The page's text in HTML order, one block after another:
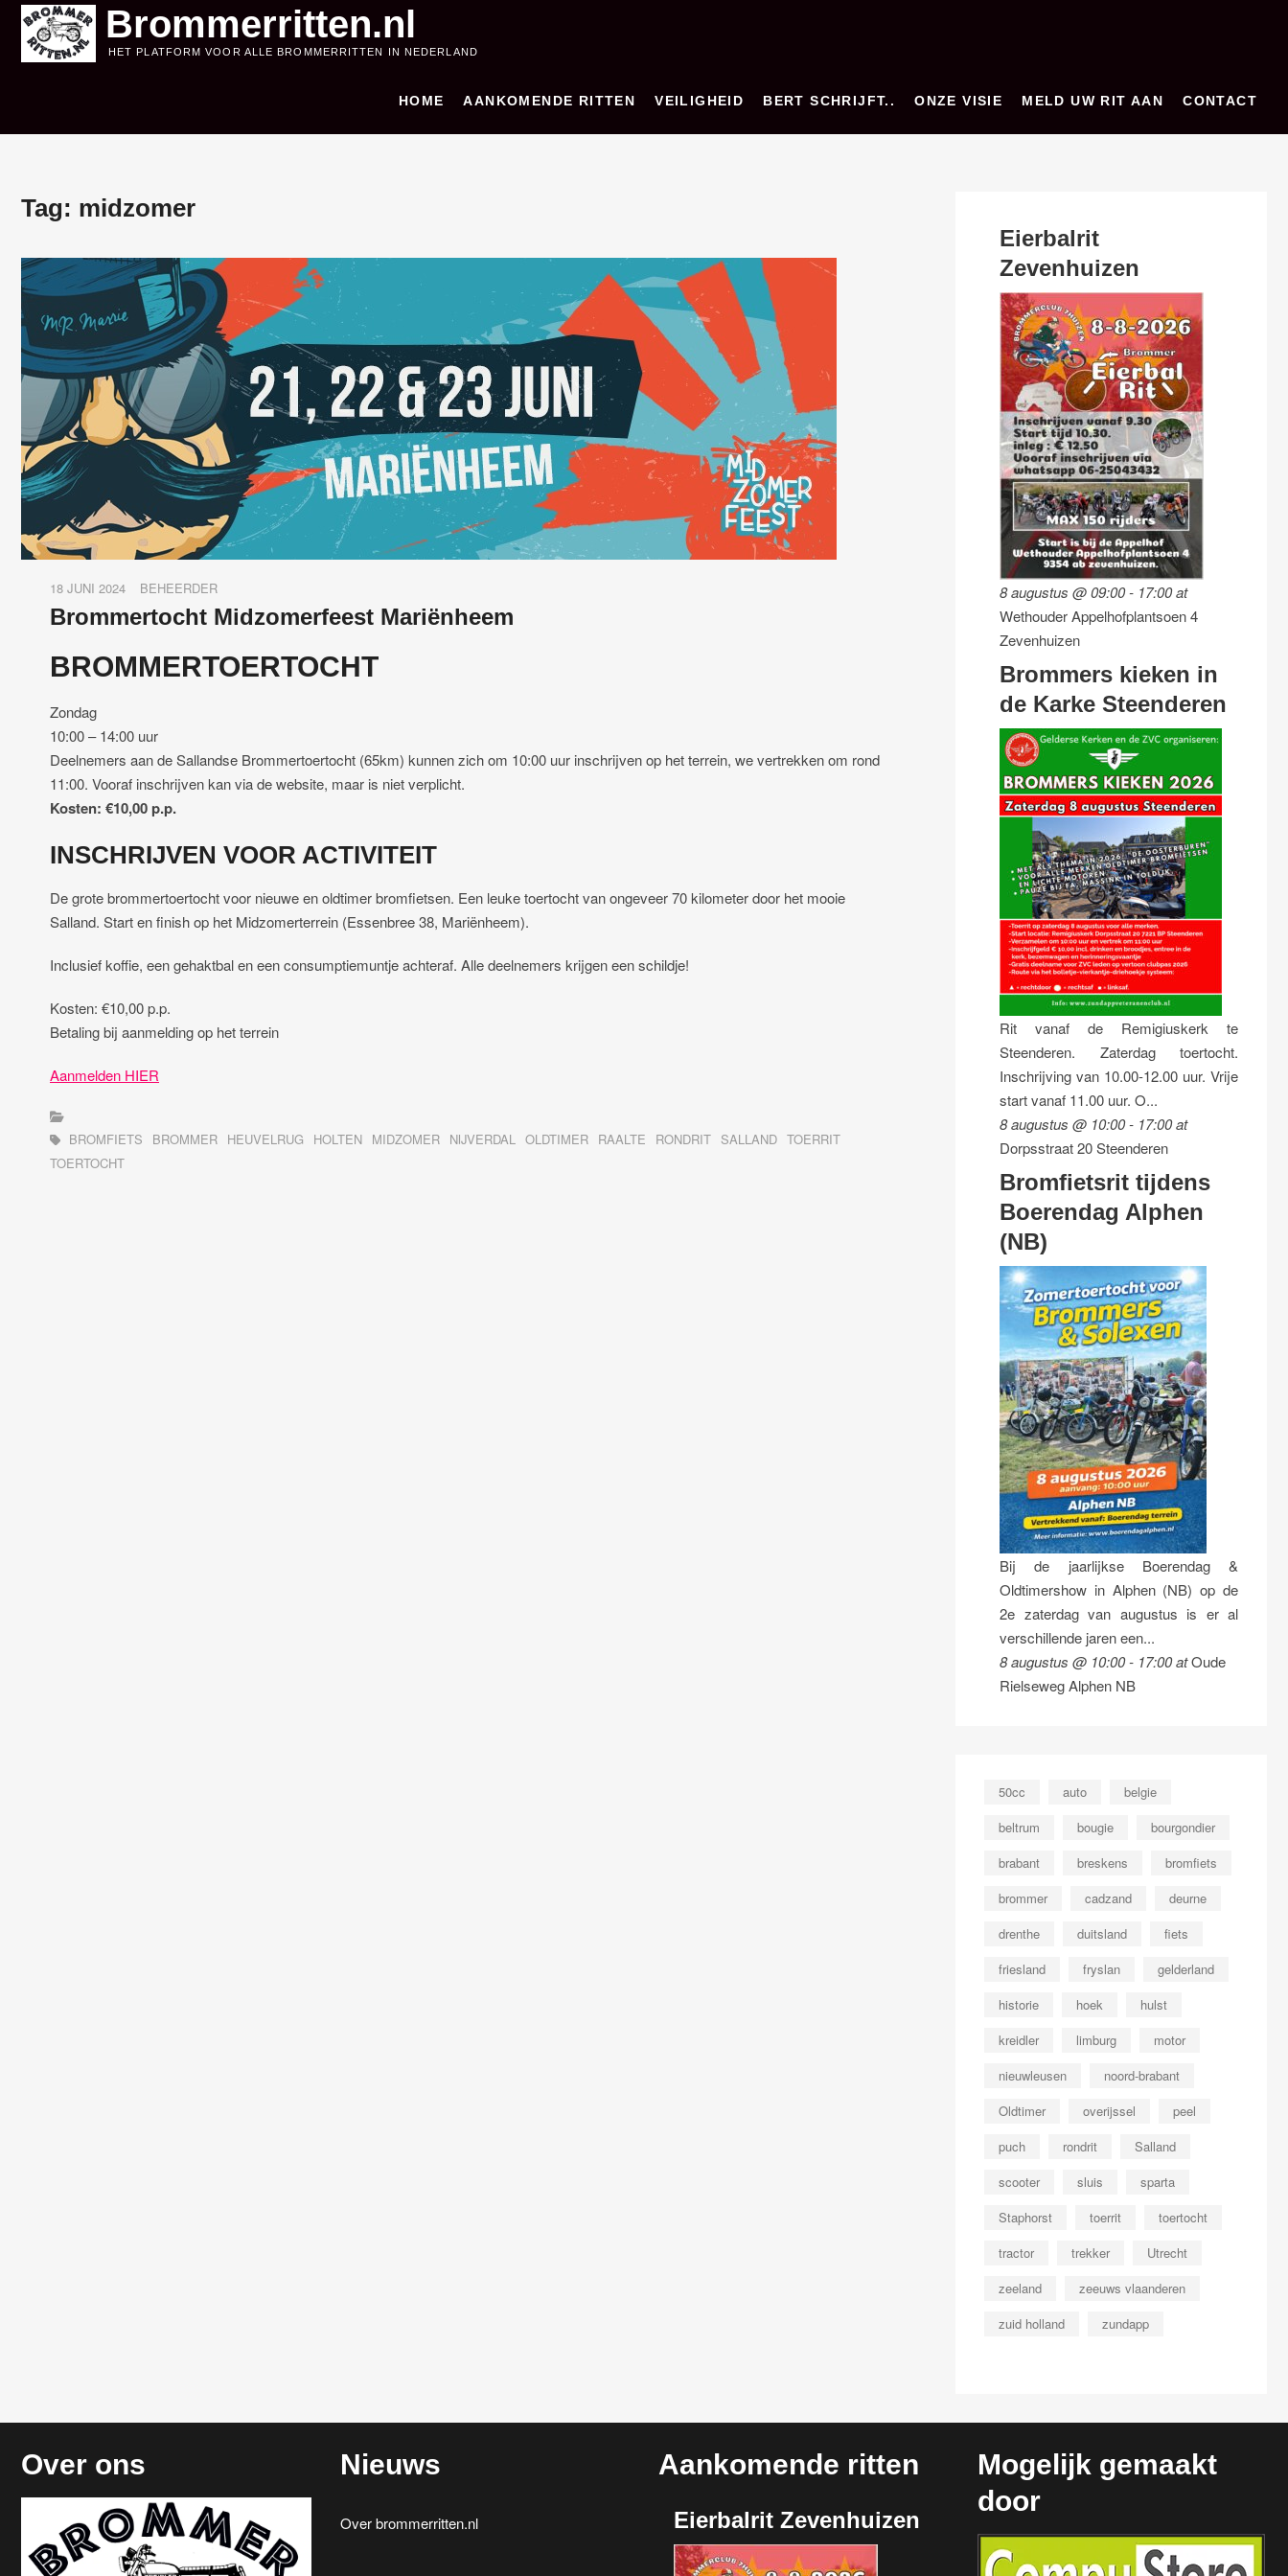
Skip
content
Brommerritten.nl
HET PLATFORM VOOR ALLE BROMMERRITTEN IN NEDERLAND
HOME AANKOMENDE RITTEN VEILIGHEID BERT SCHRIJFT.. ONZE VISIE MELD UW RIT AAN CONTACT
Tag: midzomer
18 JUNI 2024 BEHEERDER
Brommertocht Midzomerfeest Mariënheem
BROMMERTOERTOCHT
Zondag
10:00 – 14:00 uur
Deelnemers aan de Sallandse Brommertoertocht (65km) kunnen zich om 10:00 uur inschrijven op het terrein, we vertrekken om rond
11:00. Vooraf inschrijven kan via de website, maar is niet verplicht.
Kosten: €10,00 p.p.
INSCHRIJVEN VOOR ACTIVITEIT
De grote brommertoertocht voor nieuwe en oldtimer bromfietsen. Een leuke toertocht van ongeveer 70 kilometer door het mooie
Salland. Start en finish op het Midzomerterrein (Essenbree 38, Mariënheem).
Inclusief koffie, een gehaktbal en een consumptiemuntje achteraf. Alle deelnemers krijgen een schildje!
Kosten: €10,00 p.p.
Betaling bij aanmelding op het terrein
Aanmelden HIER
BROMFIETS BROMMER HEUVELRUG HOLTEN MIDZOMER NIJVERDAL OLDTIMER RAALTE RONDRIT SALLAND TOERRIT
TOERTOCHT
Eierbalrit
Zevenhuizen
8 augustus @ 09:00- 17:00at
Wethouder Appelhofplantsoen 4
Zevenhuizen
Brommers kieken in
de Karke Steenderen
Rit vanaf de Remigiuskerk te
Steenderen. Zaterdag toertocht.
Inschrijving van 10.00-12.00 uur. Vrije
start vanaf 11.00 uur. O...
8 augustus @ 10:00- 17:00at
Dorpsstraat 20 Steenderen
Bromfietsrit tijdens
Boerendag Alphen
(NB)
Bij de jaarlijkse Boerendag &
Oldtimershow in Alphen (NB) op de
2e zaterdag van augustus is er al
verschillende jaren een...
8 augustus @ 10:00- 17:00atOude
Rielseweg Alphen NB
50cc auto
belgie
beltrum
bougie
bourgondier
brabant
breskens
bromfiets
brommer
cadzand
deurne
drenthe
duitsland
fiets
friesland
fryslan
gelderland
historie
hoek
hulst
kreidler
limburg
motor
nieuwleusen
noord-brabant
Oldtimer
overijssel
peel
puch
rondrit
Salland
scooter
sluis
sparta
Staphorst
toerrit
toertocht
tractor
trekker
Utrecht
zeeland
zeeuws vlaanderen
zuid holland
zundapp
Over ons Nieuws
Over brommerritten.nl
Aankomende ritten
Eierbalrit Zevenhuizen
Mogelijk gemaakt
door